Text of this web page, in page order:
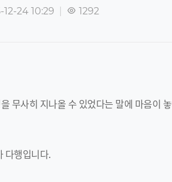
12-24 10:29 1292
무사히 지나올 수 있었다는 말에 마음이
다행입니다.